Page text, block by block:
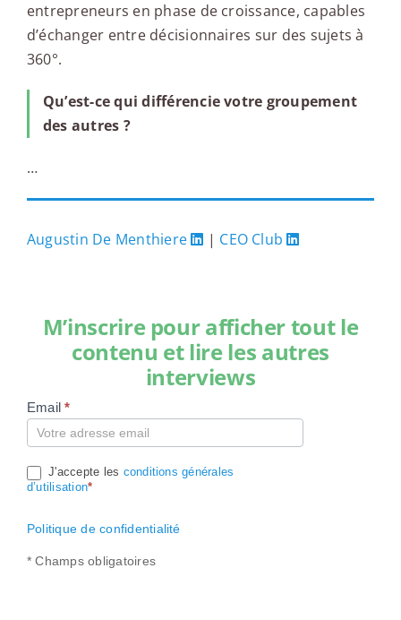
entrepreneurs en phase de croissance, capables
d’échanger entre décisionnaires sur des sujets à
360°.
Qu’est-ce qui différencie votre groupement
des autres ?
…
Augustin De Menthiere | CEO Club
M’inscrire pour afficher tout le
contenu et lire les autres
interviews
Compte
Email*
J'accepte les conditions générales
d’utilisation*
Politique de confidentialité
* Champs obligatoires